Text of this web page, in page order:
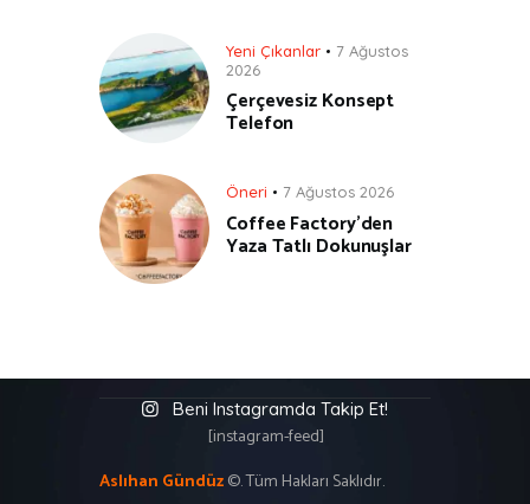
Yeni Çıkanlar
7 Ağustos
2026
Çerçevesiz Konsept
Telefon
Öneri 7 Ağustos 2026
Coffee Factory’den
Yaza Tatlı Dokunuşlar
Beni Instagramda Takip Et!
[instagram-feed]
Aslıhan Gündüz©. Tüm Hakları Saklıdır.